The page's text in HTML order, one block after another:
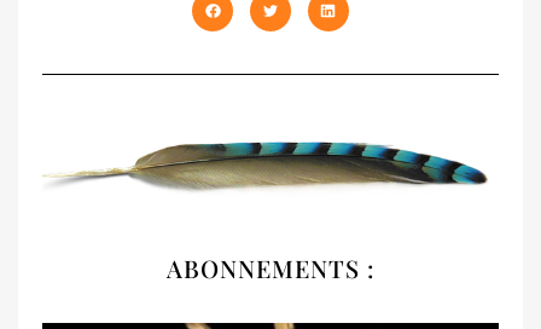
un seul volume de 408 pages. À offrir et à
s'offrir !
ABONNEMENTS :